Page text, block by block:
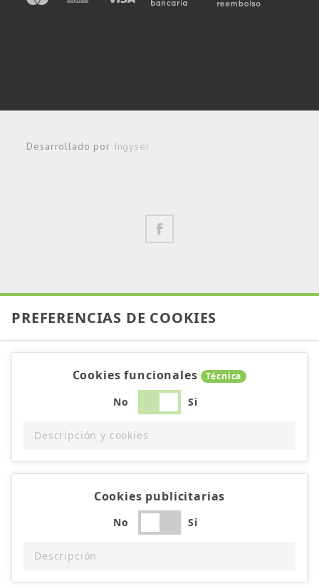
Desarrollado por Ingyser
PREFERENCIAS DE COOKIES
Cookies funcionales Técnica
No Si
Descripción y cookies
Cookies publicitarias
No Si
Descripción